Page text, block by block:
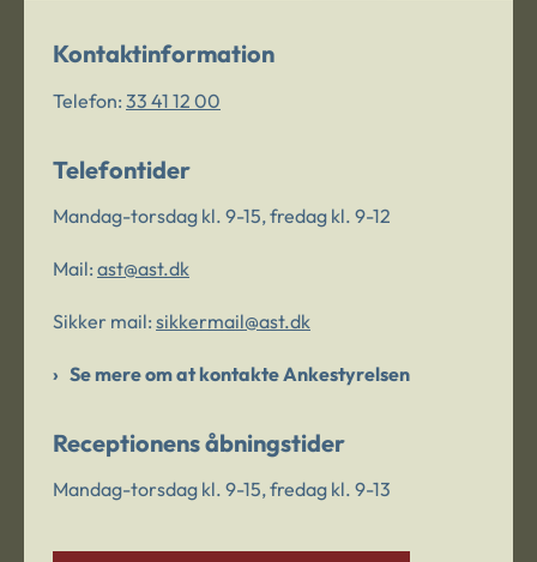
Kontaktinformation
Telefon: 33 41 12 00
Telefontider
Mandag-torsdag kl. 9-15, fredag kl. 9-12
Mail: ast@ast.dk
Sikker mail: sikkermail@ast.dk
Se mere om at kontakte Ankestyrelsen
Receptionens åbningstider
Mandag-torsdag kl. 9-15, fredag kl. 9-13